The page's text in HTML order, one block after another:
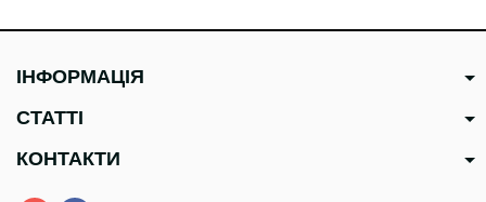
ІНФОРМАЦІЯ
СТАТТІ
КОНТАКТИ